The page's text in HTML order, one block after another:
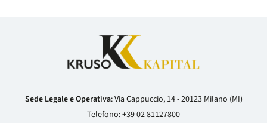
Sede Legale e Operativa: Via Cappuccio, 14 - 20123 Milano (MI)
Telefono:+39 02 81127800